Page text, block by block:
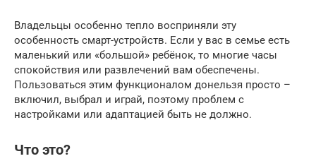
Владельцы особенно тепло восприняли эту
особенность смарт-устройств. Если у вас в семье есть
маленький или «большой» ребёнок, то многие часы
спокойствия или развлечений вам обеспечены.
Пользоваться этим функционалом донельзя просто –
включил, выбрал и играй, поэтому проблем с
настройками или адаптацией быть не должно.
Что это?